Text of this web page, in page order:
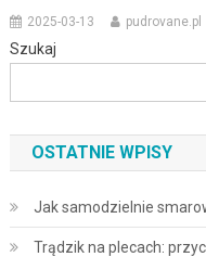
2025-03-13 pudrovane.pl
Szukaj
OSTATNIE WPISY
Jak samodzielnie
Trądzik na plecach: